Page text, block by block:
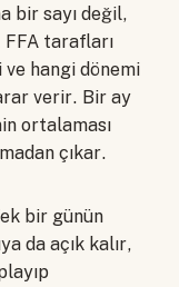
bir sayı değil,
FFA tarafları
hangi dönemi
verir. Bir ay
ortalaması
çıkar.
bir günün
da açık kalır,